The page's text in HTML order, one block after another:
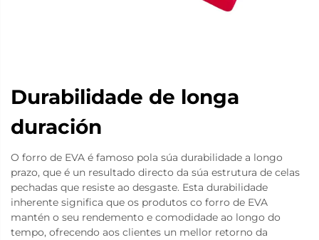
Durabilidade de longa
duración
O forro de EVA é famoso pola súa durabilidade a longo
prazo, que é un resultado directo da súa estrutura de celas
pechadas que resiste ao desgaste. Esta durabilidade
inherente significa que os produtos co forro de EVA
mantén o seu rendemento e comodidade ao longo do
tempo, ofrecendo aos clientes un mellor retorno da